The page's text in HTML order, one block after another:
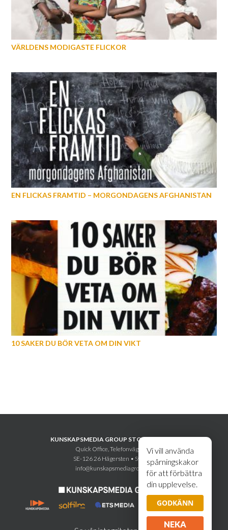
Vi vill använda
spårningskakor
för att förbättra
din upplevelse.
GODKÄNN
NEKA
VÄRLDENS MODIGASTE FLICKOR
EN FLICKAS FRAMTID – MORGONDAGENS AFGHANISTAN
10 SAKER DU BÖR VETA OM DIN VIKT
KUNSKAPSMEDIA GROUP STOCKHOLM AB
Quick Office, Telefonvägen 30
SE-126 26 Hägersten • Sweden
info@kunskapsmediagroup.se